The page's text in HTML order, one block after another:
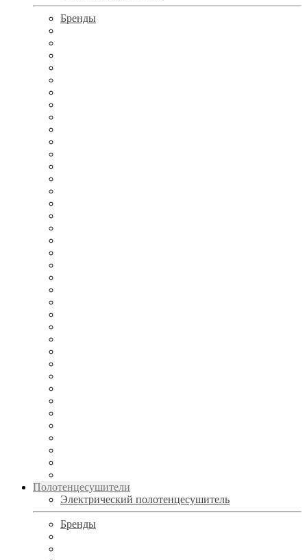
Бренды
Полотенцесушители
Электрический полотенцесушитель
Бренды